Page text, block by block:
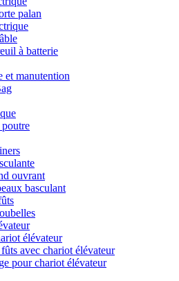
palan
à batterie
et manutention
ouvrant
basculant
élévateur
avec chariot élévateur
pour chariot élévateur